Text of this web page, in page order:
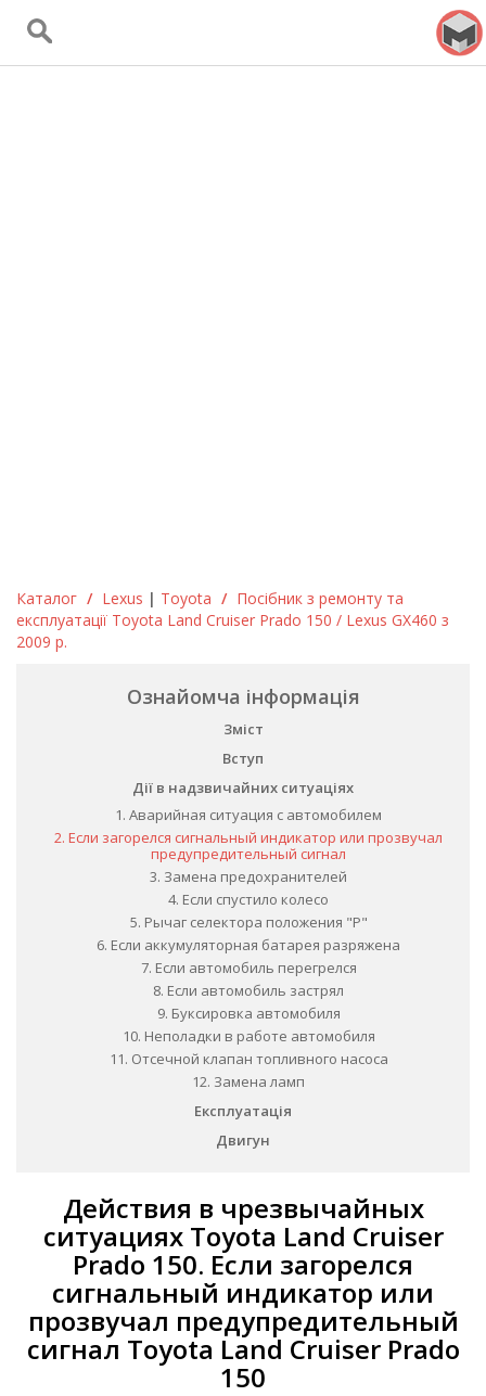
Каталог / Lexus | Toyota / Посібник з ремонту та
експлуатації Toyota Land Cruiser Prado 150 / Lexus GX460 з
2009 р.
Ознайомча інформація
Зміст
Вступ
Дії в надзвичайних ситуаціях
1. Аварийная ситуация с автомобилем
2. Если загорелся сигнальный индикатор или прозвучал
предупредительный сигнал
3. Замена предохранителей
4. Если спустило колесо
5. Рычаг селектора положения "P"
6. Если аккумуляторная батарея разряжена
7. Если автомобиль перегрелся
8. Если автомобиль застрял
9. Буксировка автомобиля
10. Неполадки в работе автомобиля
11. Отсечной клапан топливного насоса
12. Замена ламп
Експлуатація
Двигун
Действия в чрезвычайных
ситуациях Toyota Land Cruiser
Prado 150. Если загорелся
сигнальный индикатор или
прозвучал предупредительный
сигнал Toyota Land Cruiser Prado
150